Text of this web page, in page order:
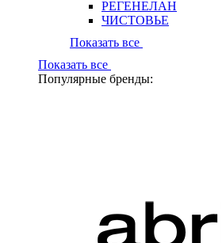
РЕГЕНЕЛАН
ЧИСТОВЬЕ
Показать все
Показать все
Популярные бренды: